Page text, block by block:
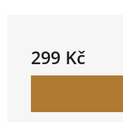
299 Kč
Měrná cena: